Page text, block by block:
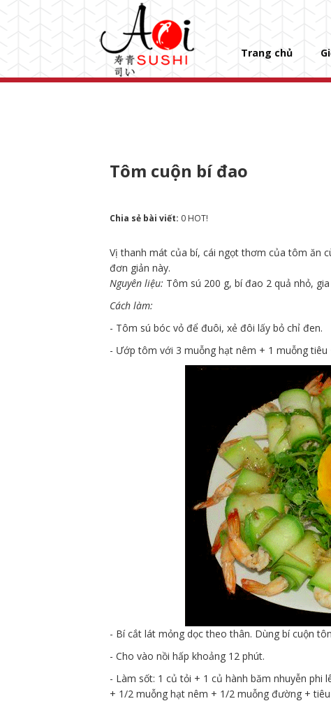
Trang chủ
Tôm cuộn bí đao
Chia sẻ bài viết: 0 HOT!
Vị thanh mát của bí, cái ngọt thơm của tôm ăn
đơn giản này.
Nguyên liệu: Tôm sú 200 g, bí đao 2 quả nhỏ, g
Cách làm:
- Tôm sú bóc vỏ để đuôi, xẻ đôi lấy bỏ chỉ đen.
- Ướp tôm với 3 muỗng hạt nêm + 1 muỗng
- Bí cắt lát mỏng dọc theo thân. Dùng bí cuộn
- Cho vào nồi hấp khoảng 12 phút.
- Làm sốt: 1 củ tỏi + 1 củ hành băm nhuyễn
+ 1/2 muỗng hạt nêm + 1/2 muỗng đường +